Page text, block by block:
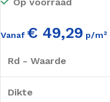
Vanaf € 49,29 p/m²
Rd - Waarde
Dikte